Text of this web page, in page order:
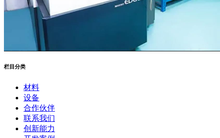
栏目分类
材料
设备
合作伙伴
联系我们
创新能力